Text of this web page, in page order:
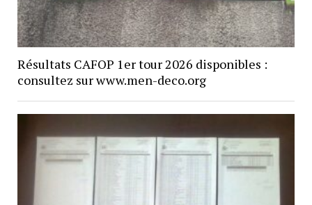
Résultats CAFOP 1er tour 2026 disponibles :
consultez sur www.men-deco.org